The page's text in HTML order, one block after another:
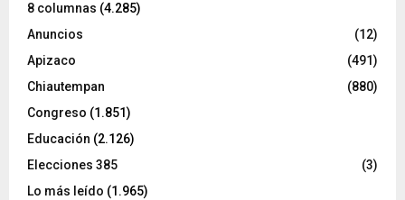
8 columnas (4.285)
Anuncios
(12)
Apizaco
(491)
Chiautempan
(880)
Congreso (1.851)
Educación (2.126)
Elecciones 385
(3)
Lo más leído (1.965)